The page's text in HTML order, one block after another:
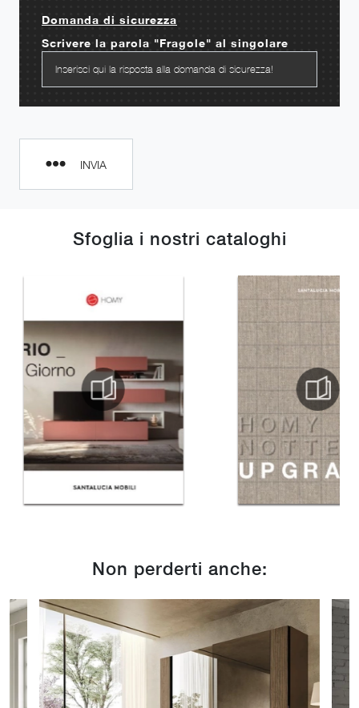
Sfoglia i nostri cataloghi
Domanda di sicurezza
Scrivere la parola "Fragole" al singolare
INVIA
Non perderti anche: